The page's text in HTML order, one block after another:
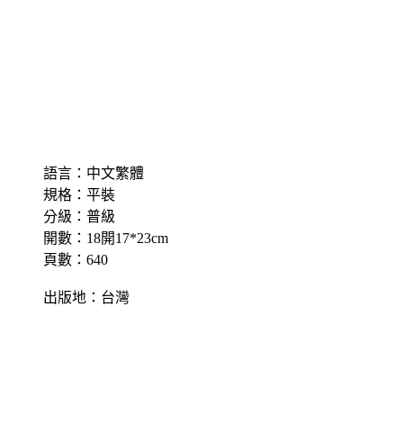
語言：中文繁體
規格：平裝
分級：普級
開數：18開17*23cm
頁數：640
出版地：台灣